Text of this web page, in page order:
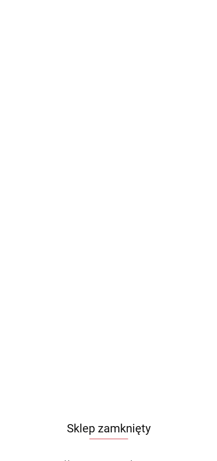
Sklep zamknięty